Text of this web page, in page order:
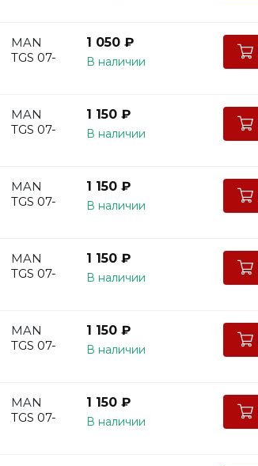
MAN
TGS 07-
1 050 ₽
В наличии
MAN
TGS 07-
1 150 ₽
В наличии
MAN
TGS 07-
1 150 ₽
В наличии
MAN
TGS 07-
1 150 ₽
В наличии
MAN
TGS 07-
1 150 ₽
В наличии
MAN
TGS 07-
1 150 ₽
В наличии